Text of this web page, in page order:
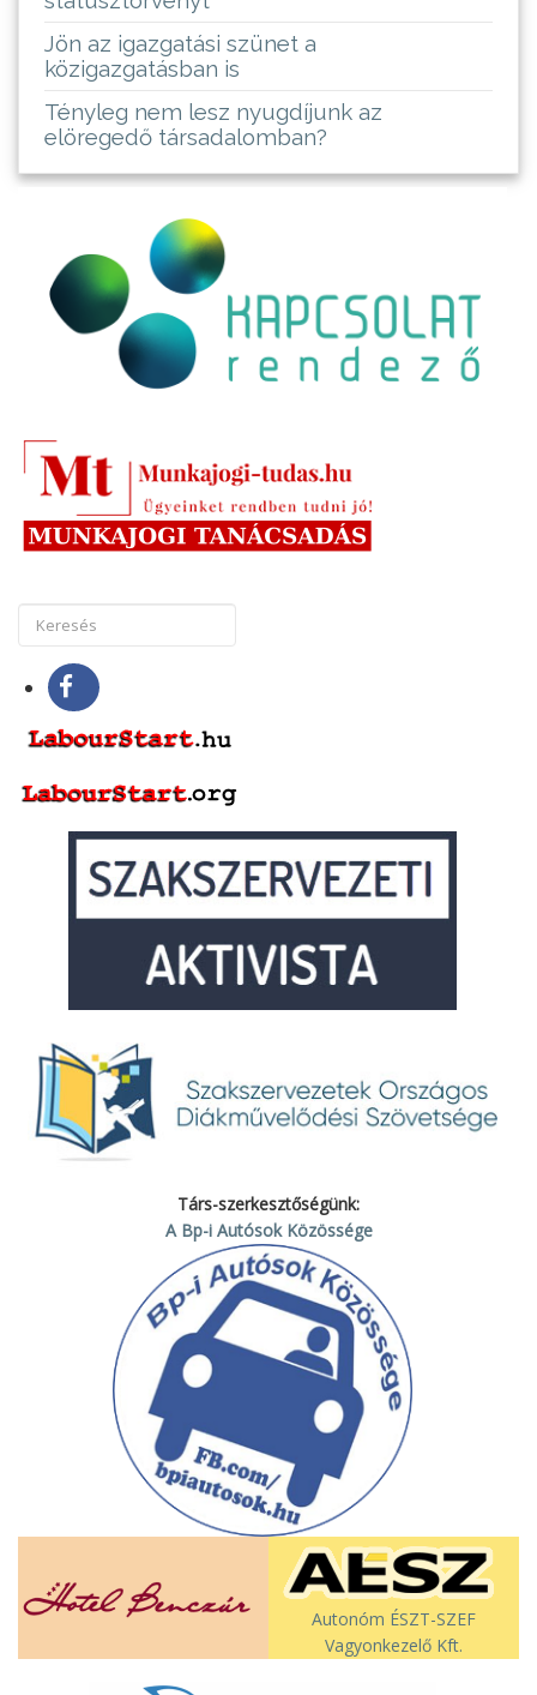
Jön az igazgatási szünet a
közigazgatásban is
Tényleg nem lesz nyugdíjunk az
elöregedő társadalomban?
Társ-szerkesztőségünk:
A Bp-i Autósok Közössége
Autonóm ÉSZT-SZEF
Vagyonkezelő Kft.